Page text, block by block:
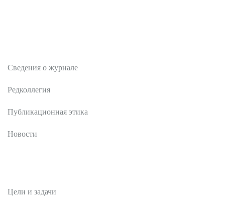
Сведения о журнале
Редколлегия
Публикационная этика
Новости
Цели и задачи